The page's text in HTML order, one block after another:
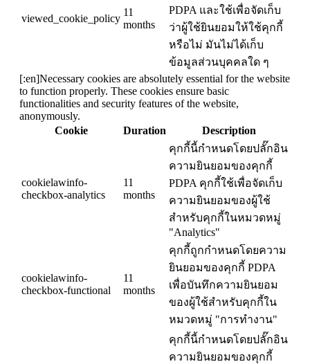
viewed_cookie_policy
11
months
PDPA และใช้เพื่อจัดเก็บ
ว่าผู้ใช้ยินยอมให้ใช้คุกกี้
หรือไม่ มันไม่ได้เก็บ
ข้อมูลส่วนบุคคลใด ๆ
[:en]Necessary cookies are absolutely essential for the website
to function properly. These cookies ensure basic
functionalities and security features of the website,
anonymously.
Cookie
Duration Description
cookielawinfo-
checkbox-analytics
11
months
คุกกี้นี้กำหนดโดยปลั๊กอิน
ความยินยอมของคุกกี้
PDPA คุกกี้ใช้เพื่อจัดเก็บ
ความยินยอมของผู้ใช้
สำหรับคุกกี้ในหมวดหมู่
"Analytics"
cookielawinfo-
checkbox-functional
11
months
คุกกี้ถูกกำหนดโดยความ
ยินยอมของคุกกี้ PDPA
เพื่อบันทึกความยินยอม
ของผู้ใช้สำหรับคุกกี้ใน
หมวดหมู่ "การทำงาน"
คุกกี้นี้กำหนดโดยปลั๊กอิน
ความยินยอมของคุกกี้